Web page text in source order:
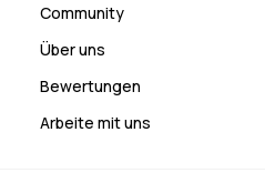
Community
Über uns
Bewertungen
Arbeite mit uns